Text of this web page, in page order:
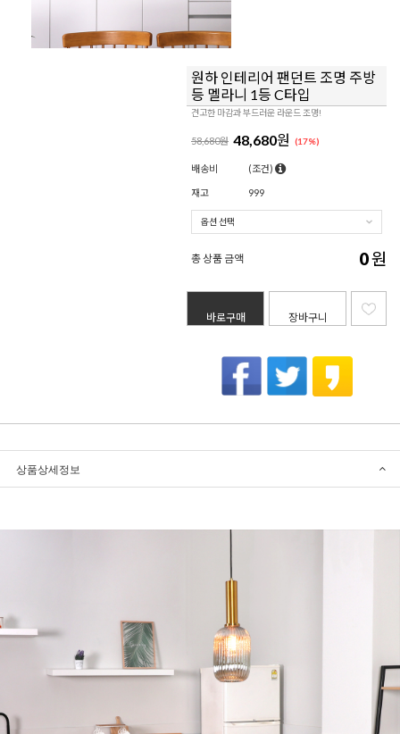
원하 인테리어 팬던트 조명 주방
등 멜라니 1등 C타입
견고한 마감과 부드러운 라운드 조명!
58,680원 48,680원 (17%)
배송비 (조건)
재고 999
총 상품 금액 0원
바로구매 장바구니
상품상세정보